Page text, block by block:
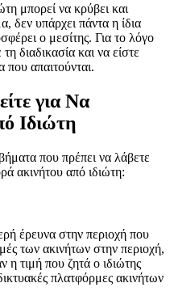
μπορεί να κρύβει και
δεν υπάρχει πάντα η ίδια
ο μεσίτης. Για το λόγο
διαδικασία και να είστε
που απαιτούνται.
για Να
Ιδιώτη
που πρέπει να λάβετε
ακινήτου από ιδιώτη:
έρευνα στην περιοχή που
των ακινήτων στην περιοχή,
η τιμή που ζητά ο ιδιώτης
πλατφόρμες ακινήτων